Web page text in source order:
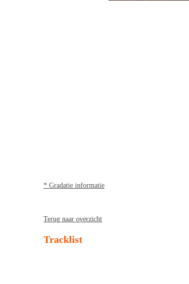
* Gradatie informatie
Terug naar overzicht
Tracklist